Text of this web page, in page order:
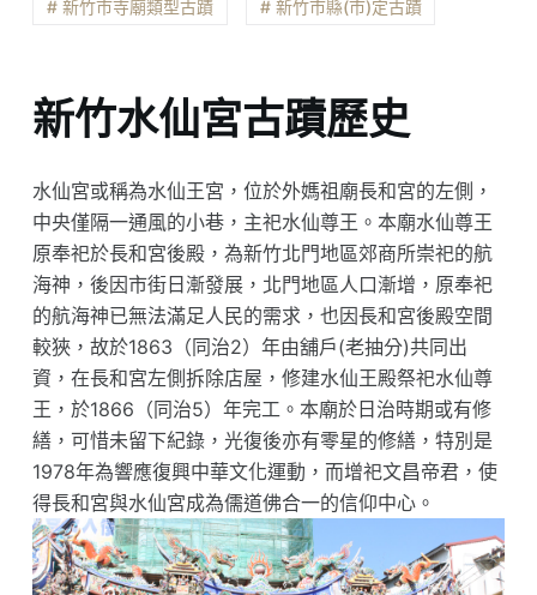
# 新竹市寺廟類型古蹟 # 新竹市縣(市)定古蹟
新竹水仙宮古蹟歷史
水仙宮或稱為水仙王宮，位於外媽祖廟長和宮的左側，
中央僅隔一通風的小巷，主祀水仙尊王。本廟水仙尊王
原奉祀於長和宮後殿，為新竹北門地區郊商所崇祀的航
海神，後因市街日漸發展，北門地區人口漸增，原奉祀
的航海神已無法滿足人民的需求，也因長和宮後殿空間
較狹，故於1863（同治2）年由舖戶(老抽分)共同出
資，在長和宮左側拆除店屋，修建水仙王殿祭祀水仙尊
王，於1866（同治5）年完工。本廟於日治時期或有修
繕，可惜未留下紀錄，光復後亦有零星的修繕，特別是
1978年為響應復興中華文化運動，而增祀文昌帝君，使
得長和宮與水仙宮成為儒道佛合一的信仰中心。